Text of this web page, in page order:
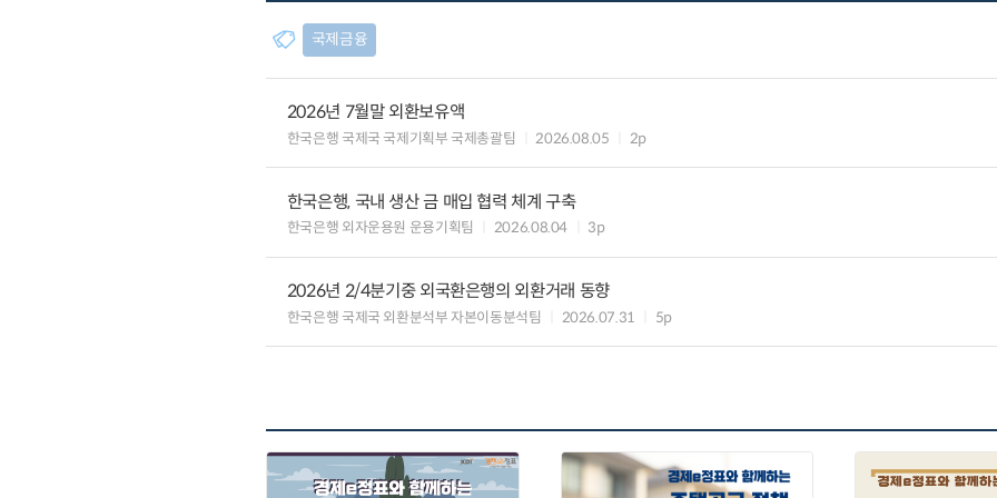
국제금융
2026년 7월말 외환보유액
한국은행 국제국 국제기획부 국제총괄팀 2026.08.05 2p
한국은행, 국내 생산 금 매입 협력 체계 구축
한국은행 외자운용원 운용기획팀 2026.08.04 3p
2026년 2/4분기중 외국환은행의 외환거래 동향
한국은행 국제국 외환분석부 자본이동분석팀 2026.07.31 5p